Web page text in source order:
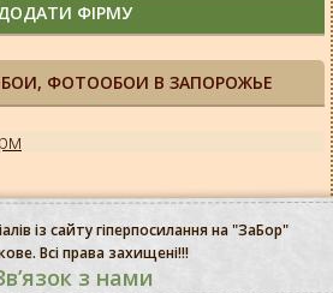
ФОТООБОИ В ЗАПОРОЖЬЕ
ФІРМУ
із сайту гіперпосилання на "ЗаБор"
Всі права захищені!!!
з нами